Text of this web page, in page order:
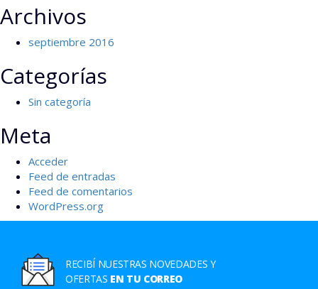
Archivos
septiembre 2016
Categorías
Sin categoría
Meta
Acceder
Feed de entradas
Feed de comentarios
WordPress.org
RECIBÍ NUESTRAS NOVEDADES Y
OFERTAS EN TU CORREO